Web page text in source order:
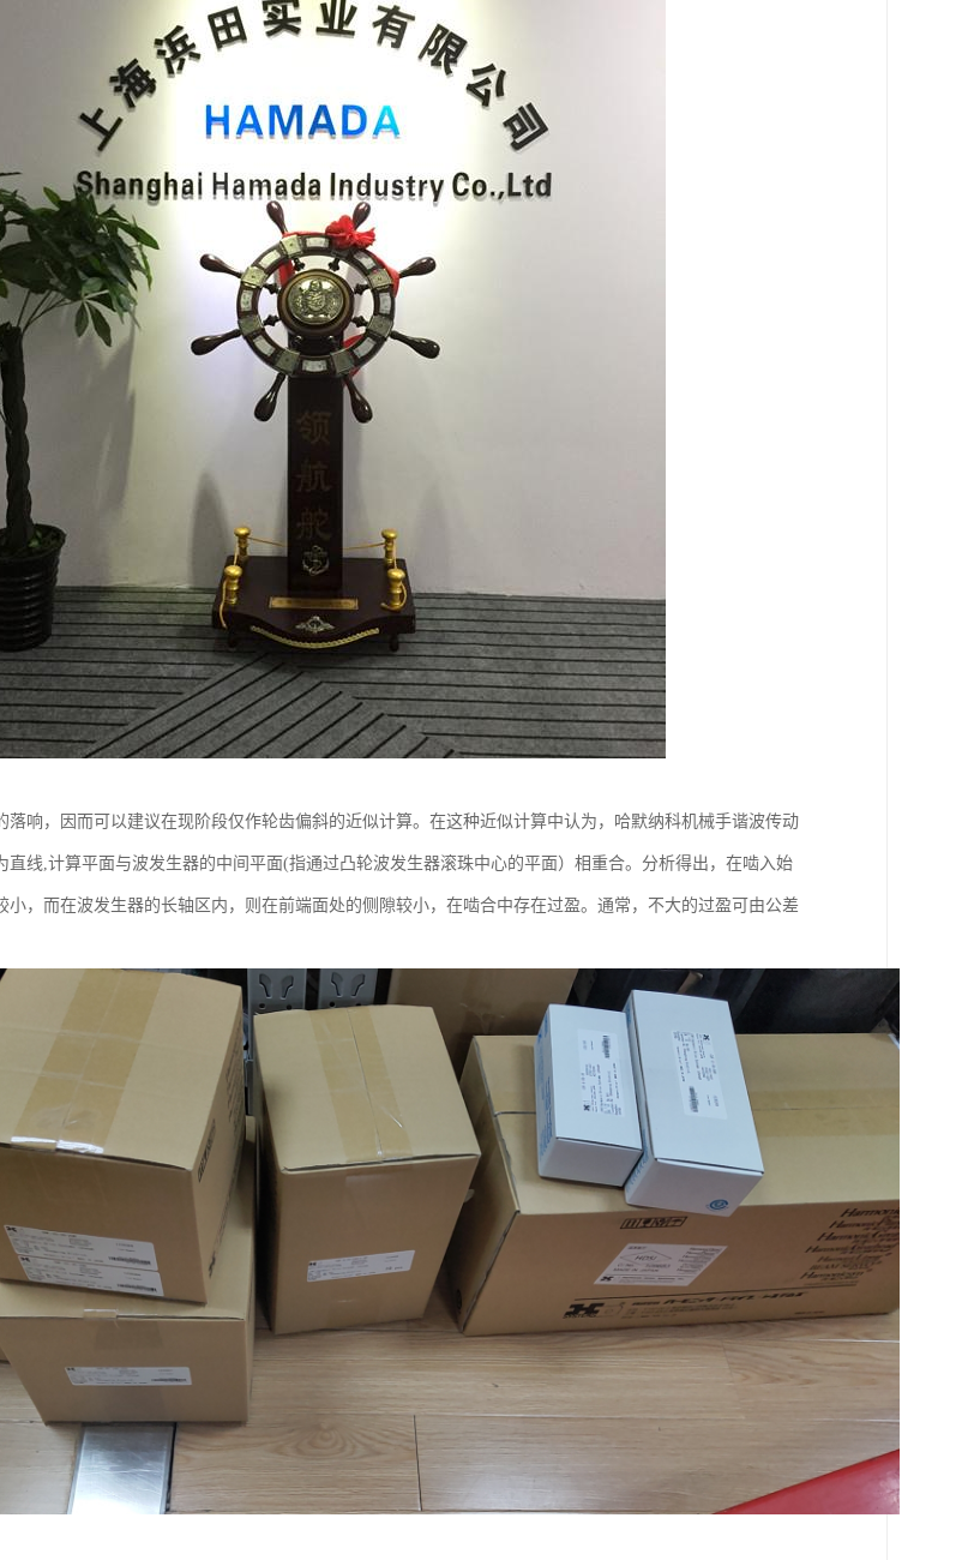
落响，因而可以建议在现阶段仅作轮齿偏斜的近似计算。在这种近似计算中认为，哈默纳科机械手谐波传动
直线,计算平面与波发生器的中间平面(指通过凸轮波发生器滚珠中心的平面）相重合。分析得出，在啮入始
小，而在波发生器的长轴区内，则在前端面处的侧隙较小，在啮合中存在过盈。通常，不大的过盈可由公差